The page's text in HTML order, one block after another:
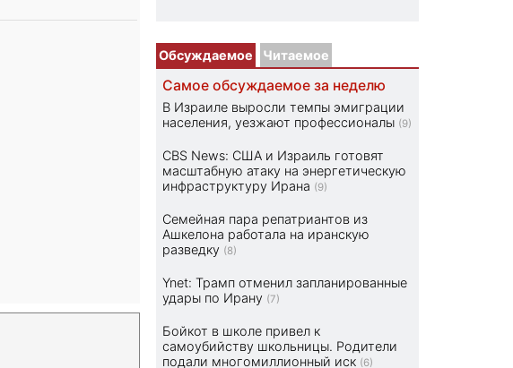
Обсуждаемое Читаемое
Самое обсуждаемое за неделю
В Израиле выросли темпы эмиграции
населения, уезжают профессионалы (9)
CBS News: США и Израиль готовят
масштабную атаку на энергетическую
инфраструктуру Ирана (9)
Семейная пара репатриантов из
Ашкелона работала на иранскую
разведку (8)
Ynet: Трамп отменил запланированные
удары по Ирану (7)
Бойкот в школе привел к
самоубийству школьницы. Родители
подали многомиллионный иск (6)